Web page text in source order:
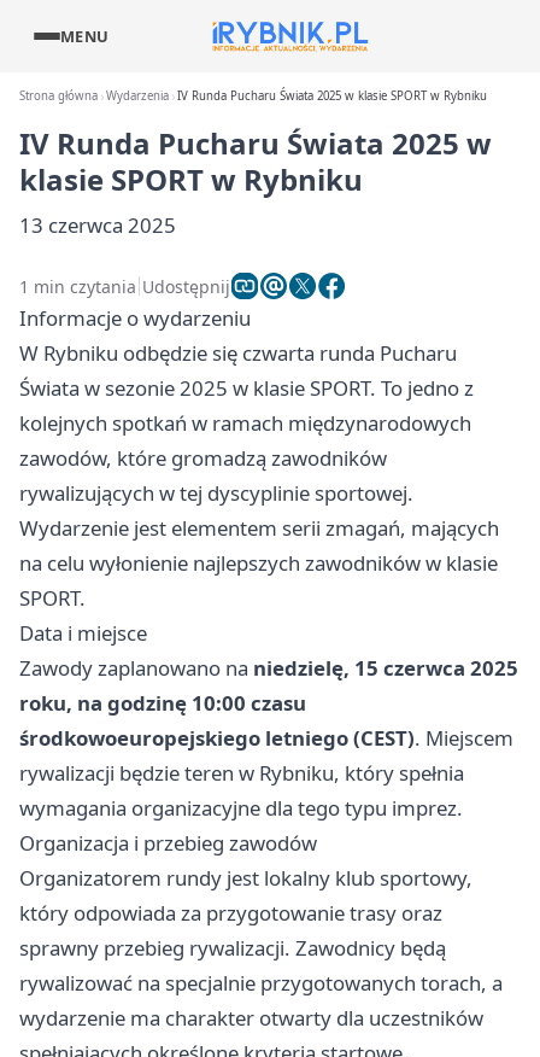
MENU
Strona główna Wydarzenia IV Runda Pucharu Świata 2025 w klasie SPORT w Rybniku
IV Runda Pucharu Świata 2025 w
klasie SPORT w Rybniku
13 czerwca 2025
1 min czytania Udostępnij
Informacje o wydarzeniu
W Rybniku odbędzie się czwarta runda Pucharu
Świata w sezonie 2025 w klasie SPORT. To jedno z
kolejnych spotkań w ramach międzynarodowych
zawodów, które gromadzą zawodników
rywalizujących w tej dyscyplinie sportowej.
Wydarzenie jest elementem serii zmagań, mających
na celu wyłonienie najlepszych zawodników w klasie
SPORT.
Data i miejsce
Zawody zaplanowano na niedzielę, 15 czerwca 2025
roku, na godzinę 10:00 czasu
środkowoeuropejskiego letniego (CEST). Miejscem
rywalizacji będzie teren w Rybniku, który spełnia
wymagania organizacyjne dla tego typu imprez.
Organizacja i przebieg zawodów
Organizatorem rundy jest lokalny klub sportowy,
który odpowiada za przygotowanie trasy oraz
sprawny przebieg rywalizacji. Zawodnicy będą
rywalizować na specjalnie przygotowanych torach, a
wydarzenie ma charakter otwarty dla uczestników